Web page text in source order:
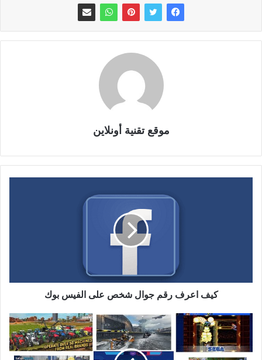
موقع تقنية أونلاين
كيف اعرف رقم جوال شخص على الفيس بوك